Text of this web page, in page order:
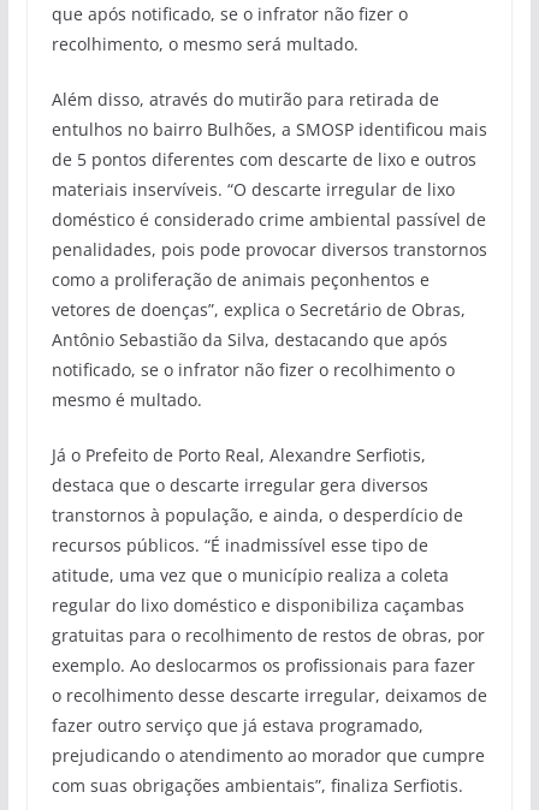
que após notificado, se o infrator não fizer o
recolhimento, o mesmo será multado.
Além disso, através do mutirão para retirada de
entulhos no bairro Bulhões, a SMOSP identificou mais
de 5 pontos diferentes com descarte de lixo e outros
materiais inservíveis. “O descarte irregular de lixo
doméstico é considerado crime ambiental passível de
penalidades, pois pode provocar diversos transtornos
como a proliferação de animais peçonhentos e
vetores de doenças”, explica o Secretário de Obras,
Antônio Sebastião da Silva, destacando que após
notificado, se o infrator não fizer o recolhimento o
mesmo é multado.
Já o Prefeito de Porto Real, Alexandre Serfiotis,
destaca que o descarte irregular gera diversos
transtornos à população, e ainda, o desperdício de
recursos públicos. “É inadmissível esse tipo de
atitude, uma vez que o município realiza a coleta
regular do lixo doméstico e disponibiliza caçambas
gratuitas para o recolhimento de restos de obras, por
exemplo. Ao deslocarmos os profissionais para fazer
o recolhimento desse descarte irregular, deixamos de
fazer outro serviço que já estava programado,
prejudicando o atendimento ao morador que cumpre
com suas obrigações ambientais”, finaliza Serfiotis.